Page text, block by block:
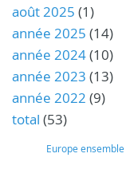
août 2025 (1)
année 2025 (14)
année 2024(10)
année 2023 (13)
année 2022 (9)
total (53)
Europe ensemble